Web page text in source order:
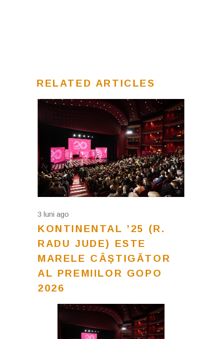
RELATED ARTICLES
3 luni ago
KONTINENTAL ’25 (R.
RADU JUDE) ESTE
MARELE CÂȘTIGĂTOR
AL PREMIILOR GOPO
2026